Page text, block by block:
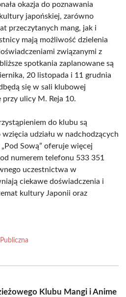
okazja do poznawania
japońskiej, zarówno
przeczytanych mang, jak i
mają możliwość dzielenia
związanymi z
spotkania zaplanowane są
20 listopada i 11 grudnia
się w sali klubowej
przy ulicy M. Reja 10.
do klubu są
wzięcia udziału w nadchodzących
Sową” oferuje więcej
numerem telefonu 533 351
uczestnictwa w
ciekawe doświadczenia i
kultury Japonii oraz
Klubu Mangi i Anime